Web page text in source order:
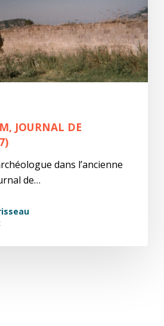
JOURNAL DE
dans l’ancienne
de…